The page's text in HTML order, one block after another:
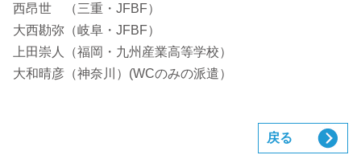
西昂世 （三重・JFBF）
大西勘弥（岐阜・JFBF）
上田崇人（福岡・九州産業高等学校）
大和晴彦（神奈川）(WCのみの派遣）
戻る